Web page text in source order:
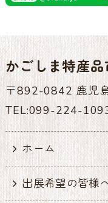
かごしま特産品
〒892-0842 鹿児
TEL:099-224-
ホーム
出展希望の皆様